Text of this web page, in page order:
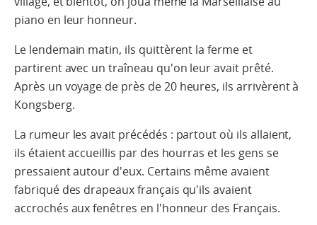
piano en leur honneur.
Le lendemain matin, ils quittèrent la ferme et
partirent avec un traîneau qu'on leur avait prêté.
Après un voyage de près de 20 heures, ils arrivèrent à
Kongsberg.
La rumeur les avait précédés : partout où ils allaient,
ils étaient accueillis par des hourras et les gens se
pressaient autour d'eux. Certains même avaient
fabriqué des drapeaux français qu'ils avaient
accrochés aux fenêtres en l'honneur des Français.